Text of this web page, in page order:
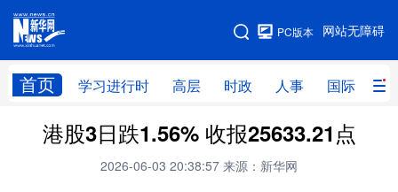
网站无障碍
PC版本
首页 学习进行时 高层 时政 人事 国际 财
网站地图
学习进行时 高层 时政 人事
财经 网评
港股3日跌1.56% 收报25633.21点
2026-06-03 20:38:57 来源：新华网